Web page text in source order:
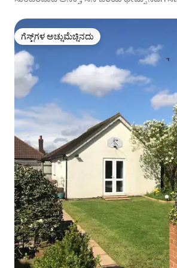
ಗೆಸ್ಟ್‌ಗಳ ಅಚ್ಚುಮೆಚ್ಚಿನದು
ಗೆಸ್ಟ್‌ಗಳ ಅಚ್ಚುಮೆಚ್ಚಿನದು